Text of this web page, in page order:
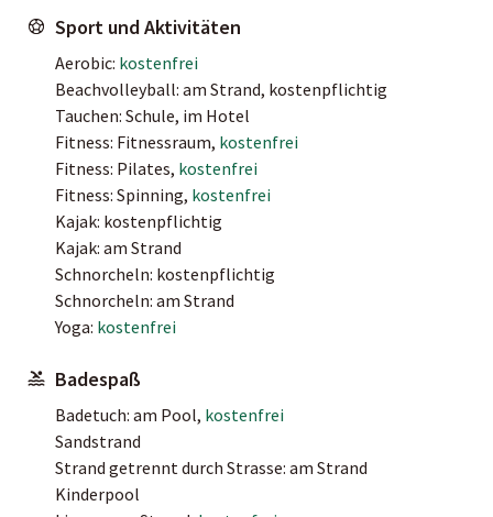
Sport und Aktivitäten
Aerobic: kostenfrei
Beachvolleyball: am Strand, kostenpflichtig
Tauchen: Schule, im Hotel
Fitness: Fitnessraum, kostenfrei
Fitness: Pilates, kostenfrei
Fitness: Spinning, kostenfrei
Kajak: kostenpflichtig
Kajak: am Strand
Schnorcheln: kostenpflichtig
Schnorcheln: am Strand
Yoga: kostenfrei
Badespaß
Badetuch: am Pool, kostenfrei
Sandstrand
Strand getrennt durch Strasse: am Strand
Kinderpool